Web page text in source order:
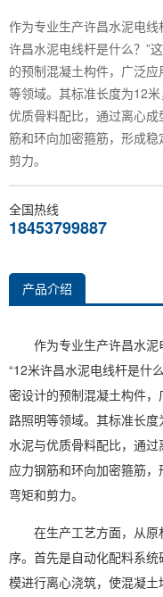
作为专业生产许昌水泥电
许昌水泥电线杆是什么？”
的预制混凝土构件，广泛
等领域。其标准长度为12
优质骨料配比，通过离心
筋和环向加密箍筋，形成
剪力。
全国热线
18453799887
产品介绍
作为专业生产许昌水泥
“12米许昌水泥电线杆是什
密设计的预制混凝土构件
路照明等领域。其标准长
水泥与优质骨料配比，通
应力钢筋和环向加密箍筋
弯矩和剪力。
在生产工艺方面，从原
序。首先是自动化配料系
模进行离心浇筑，使混凝